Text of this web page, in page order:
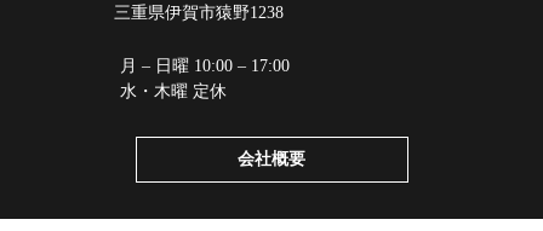
三重県伊賀市猿野1238
月 – 日曜 10:00 – 17:00
水・木曜 定休
会社概要